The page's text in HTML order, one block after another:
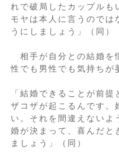
れで破局したカップルも
モヤは本人に言うのでは
うにしましょう」（同）
相手が自分との結婚を
性でも男性でも気持ちが
「結婚できることが前
ザコザが起こるんです。
い。それを間違えないよ
婚が決まって、喜んだと
ましょう」（同）